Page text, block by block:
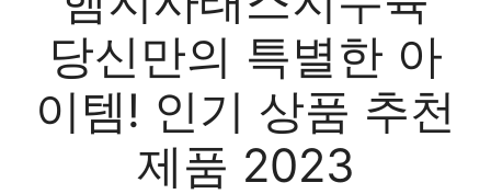
당신만의 특별한 아
이템! 인기 상품 추천
제품 2023